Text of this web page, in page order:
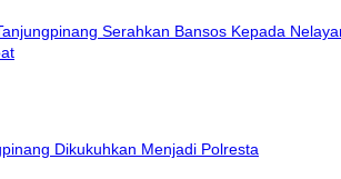
Serahkan Bansos Kepada
Dikukuhkan Menjadi Polresta